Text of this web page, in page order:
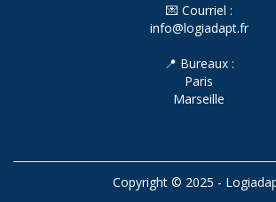
💌 Courriel :
info@logiadapt.fr
📍 Bureaux :
Paris
Marseille
Copyright © 2025 -